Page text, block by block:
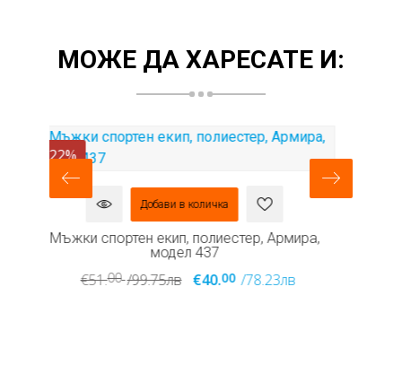
МОЖЕ ДА ХАРЕСАТЕ И:
-12%
Добави в количка
Мъжки спортен екип, памук, Армира, модел
463
€51.00 /99.75лв €45. 00 /88.01лв